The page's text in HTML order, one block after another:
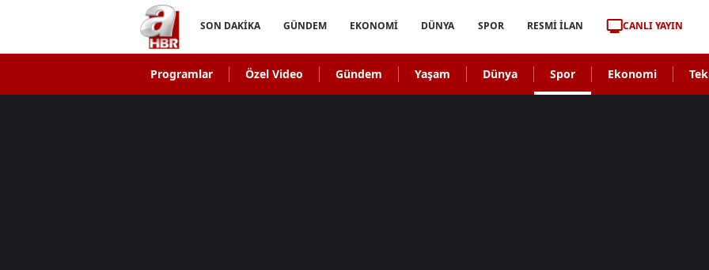
SON DAKİKA GÜNDEM EKONOMİ DÜNYA SPOR RESMİ İLAN CANLI YAYIN
Programlar Özel Video Gündem Yaşam Dünya Spor Ekonomi